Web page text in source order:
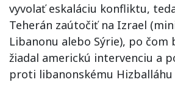
vyvolať eskaláciu konfliktu,
Teherán zaútočiť na Izrael
Libanonu alebo Sýrie), po čom
žiadal americkú intervenciu a
proti libanonskému Hizballáhu